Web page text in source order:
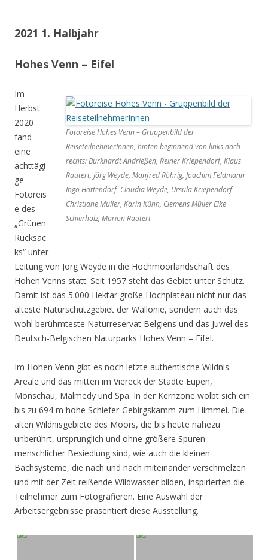
2021 1. Halbjahr
Hohes Venn – Eifel
Fotoreise Hohes Venn – Gruppenbild der
ReiseteilnehmerInnen, hinten beginnend von links nach
rechts: Burkhardt Andrießen, Reiner Kriependorf, Klaus
Rautert, Jörg Weyde, Manfred Röhrig, Joachim Feldmann
Ingo Hattendorf, Claudia Weyde, Ursula Kriependorf
Christiane Müller, Karin Kühn, Clemens Müller Elke
Schierholz, Marion Rautert
Im
Herbst
2020
fand
eine
achttägi
ge
Fotoreis
e des
„Grünen
Rucksac
ks“ unter
Leitung von Jörg Weyde in die Hochmoorlandschaft des
Hohen Venns statt. Seit 1957 steht das Gebiet unter Schutz.
Damit ist das 5.000 Hektar große Hochplateau nicht nur das
älteste Naturschutzgebiet der Wallonie, sondern auch das
wohl berühmteste Naturreservat Belgiens und das Juwel des
Deutsch-Belgischen Naturparks Hohes Venn – Eifel.
Im Hohen Venn gibt es noch letzte authentische Wildnis-
Areale und das mitten im Viereck der Städte Eupen,
Monschau, Malmedy und Spa. In der Kernzone wölbt sich ein
bis zu 694 m hohe Schiefer-Gebirgskamm zum Himmel. Die
alten Wildnisgebiete des Moors, die bis heute nahezu
unberührt, ursprünglich und ohne größere Spuren
menschlicher Besiedlung sind, wie auch die kleinen
Bachsysteme, die nach und nach miteinander verschmelzen
und mit der Zeit reißende Wildwasser bilden, inspirierten die
Teilnehmer zum Fotografieren. Eine Auswahl der
Arbeitsergebnisse präsentiert diese Ausstellung.